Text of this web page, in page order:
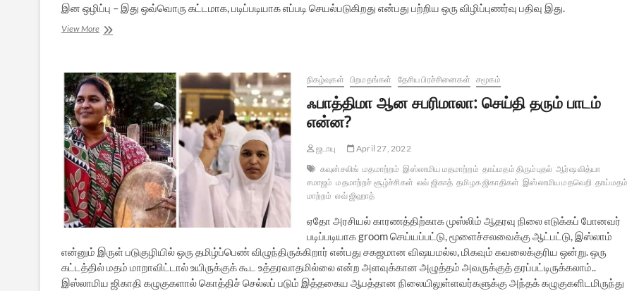
இன ஒழிப்பு – இது ஒவ்வொரு கட்டமாக, படிப்படியாக எப்படி செயல்படுகிறது என்பது பற்றிய ஒரு விழிப்புணர்வு பதிவு இது.
View Moreதிருப்பரங்குன்றம்:
சதிகளும்
நிகழ்வுகள் பிறமதங்கள் தேசிய பிரச்சினைகள் சமூகம்
ஃபாத்திமா ஆன சபரிமாலா: செய்தி தரும் பாடம்
என்ன?
ஜடாயு
April 27, 2022
கவுன்சலிங் மதமாற்றம் இஸ்லாமிய மதமாற்றம் தாய்மதம் திரும்புதல் ஆர்ஷ வித்யா
சமாஜம் மதமாற்றச் சூழ்ச்சிகள் லவ் ஜிகாத் தமிழக ஜிகாதிகள் இஸ்லாமிய மதவெறி தாய்மதம்
மாற்றம் லவ் ஜிஹாத்
ஏதோ அரசியல் காரணத்திற்காக முஸ்லிம் ஆதரவு நிலை எடுக்கப் போனவர்
படிப்படியாக groom செய்யப்பட்டு, மூளைச்சலவைக்கு ஆட்பட்டு, இஸ்லாம்
என்னும் இருள் படுகுழியில் ஒரு தமிழ்ப்பெண் விழுந்திருக்கிறார் என்பது சகஜமான விஷயமல்ல, மிகவும் கவலைக்குரிய ஒன்று. ஒரு
கட்டத்தில் மதம் மாறாவிட்டால் உயிருக்குக் கூட உத்தரவாதமில்லை என்ற அளவுக்கான அழுத்தம் அவருக்குத் தரப்பட்டிருக்கலாம்..
இஸ்லாமிய ஜிகாதி கழுகுகளால் கொத்திச் செல்லப் படும் இத்தகைய ஆபத்தான நிலையிலுள்ளவர்களுக்கு அந்தக் கழுகுகளிடமிருந்து